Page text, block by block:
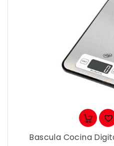
Bascula Cocina